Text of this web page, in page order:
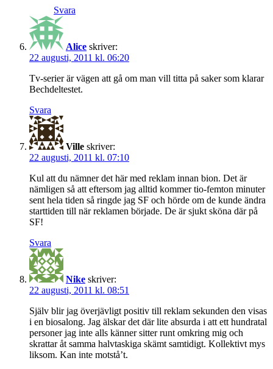
Svara
Alice skriver:
22 augusti, 2011 kl. 06:20
Tv-serier är vägen att gå om man vill titta på saker som klarar
Bechdeltestet.
Svara
Ville skriver:
22 augusti, 2011 kl. 07:10
Kul att du nämner det här med reklam innan bion. Det är
nämligen så att eftersom jag alltid kommer tio-femton minuter
sent hela tiden så ringde jag SF och hörde om de kunde ändra
starttiden till när reklamen började. De är sjukt sköna där på
SF!
Svara
Nike skriver:
22 augusti, 2011 kl. 08:51
Själv blir jag överjävligt positiv till reklam sekunden den visas
i en biosalong. Jag älskar det där lite absurda i att ett hundratal
personer jag inte alls känner sitter runt omkring mig och
skrattar åt samma halvtaskiga skämt samtidigt. Kollektivt mys
liksom. Kan inte motstå’t.